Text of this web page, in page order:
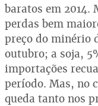
baratos em 2014.
perdas bem
preço do minério
outubro; a soja,
importações
período. Mas, no
queda tanto nos